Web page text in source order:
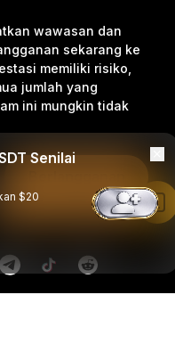
wawasan dan
sekarang ke
memiliki risiko,
jumlah yang
ini mungkin tidak
Senilai
$20
Baca di Aplikasi Bybit